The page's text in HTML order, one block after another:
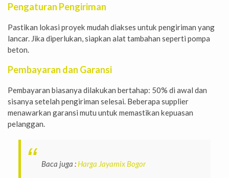
Pengaturan Pengiriman
Pastikan lokasi proyek mudah diakses untuk pengiriman yang
lancar. Jika diperlukan, siapkan alat tambahan seperti pompa
beton.
Pembayaran dan Garansi
Pembayaran biasanya dilakukan bertahap: 50% di awal dan
sisanya setelah pengiriman selesai. Beberapa supplier
menawarkan garansi mutu untuk memastikan kepuasan
pelanggan.
Baca juga : Harga Jayamix Bogor